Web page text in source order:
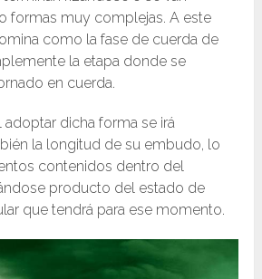
formas muy complejas. A este
como la fase de cuerda de
la etapa donde se
en cuerda.
adoptar dicha forma se irá
la longitud de su embudo, lo
contenidos dentro del
producto del estado de
que tendrá para ese momento.